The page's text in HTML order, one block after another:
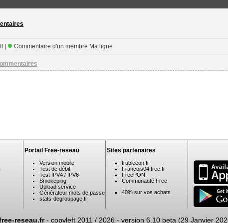
| Commentaire d'un membre Ma ligne
Portail Free-reseau
Version mobile
Test de débit
Test IPV4 / IPV6
Smokeping
Upload service
Générateur mots de passe
stats-degroupage.fr
Sites partenaires
trubleeon.fr
Francois04.free.fr
FreePON
Communauté Free
40% sur vos achats
reseau.fr- copyleft 2011 / 2026 - version 6.10 beta (29 Janvier